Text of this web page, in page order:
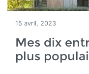
15 avril, 2023
Mes dix
plus